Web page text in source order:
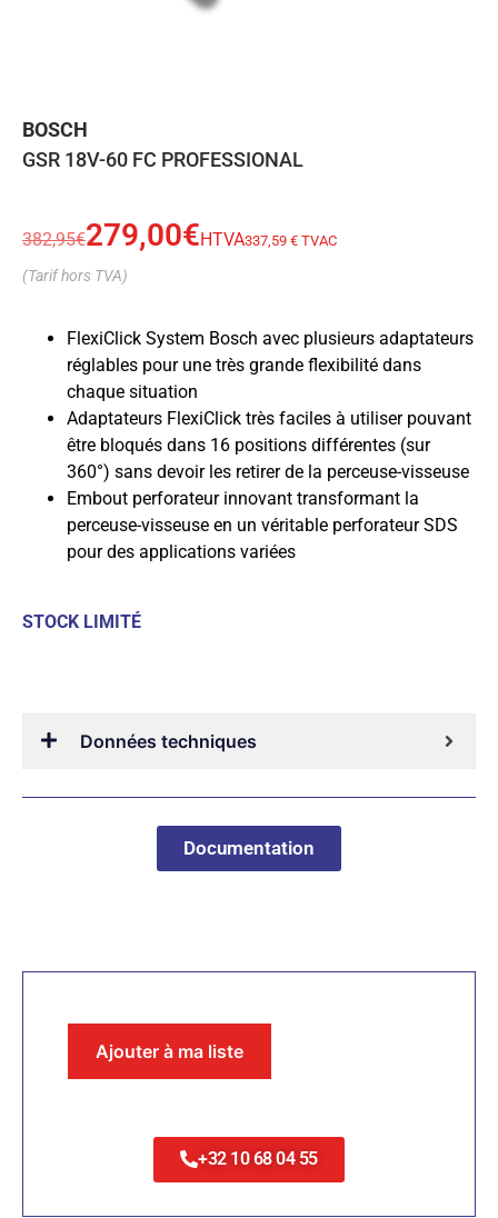
BOSCH
GSR 18V-60 FC PROFESSIONAL
382,95€279,00€HTVA337,59 € TVAC
(Tarif hors TVA)
FlexiClick System Bosch avec plusieurs adaptateurs
réglables pour une très grande flexibilité dans
chaque situation
Adaptateurs FlexiClick très faciles à utiliser pouvant
être bloqués dans 16 positions différentes (sur
360°) sans devoir les retirer de la perceuse-visseuse
Embout perforateur innovant transformant la
perceuse-visseuse en un véritable perforateur SDS
pour des applications variées
STOCK LIMITÉ
Données techniques
Documentation
Ajouter à ma liste
+32 10 68 04 55